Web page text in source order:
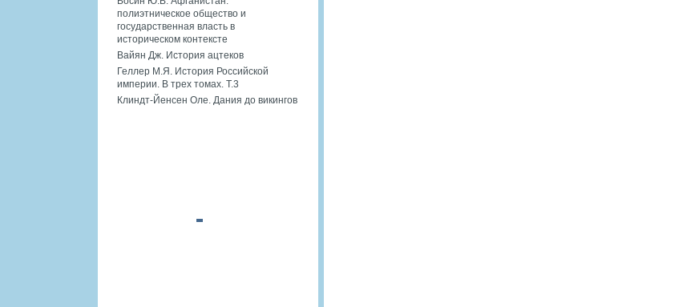
полиэтническое общество и
государственная власть в
историческом контексте
Вайян Дж. История ацтеков
Геллер М.Я. История Российской
империи. В трех томах. Т.3
Клиндт-Йенсен Оле. Дания до викингов